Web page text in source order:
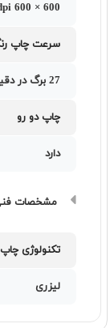
600 × 600 dpi
سرعت چاپ
27 برگ در دقیقه
چاپ دو رو
دارد
مشخصات
تکنولوژی چاپ
لیزری